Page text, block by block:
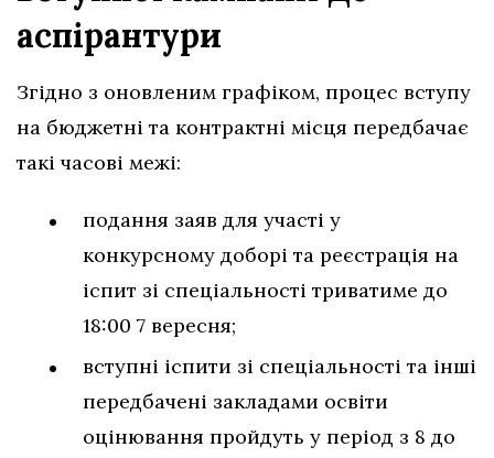
аспірантури
Згідно з оновленим графіком, процес вступу
на бюджетні та контрактні місця передбачає
такі часові межі:
подання заяв для участі у
конкурсному доборі та реєстрація на
іспит зі спеціальності триватиме до
18:00 7 вересня;
вступні іспити зі спеціальності та інші
передбачені закладами освіти
оцінювання пройдуть у період з 8 до